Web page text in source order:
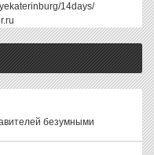
14days/
безумными